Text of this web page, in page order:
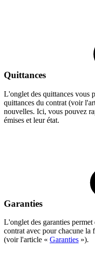
Quittances
L'onglet des quittances vous
quittances du contrat (voir
nouvelles. Ici, vous pouvez
émises et leur état.
Garanties
L'onglet des garanties
contrat avec pour chacune la
(voir l'article « Garanties »).